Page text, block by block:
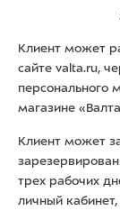
Клиент может
сайте valta.ru,
персонального
магазине
Клиент может
трех рабочих
личный